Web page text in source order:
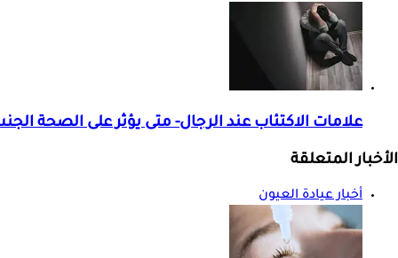
علامات الاكتئاب عند الرجال- متى يؤثر على الصحة
الأخبار المتعلقة
أخبار عيادة العيون